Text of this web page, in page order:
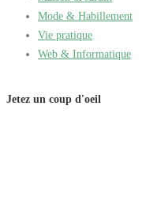
Mode & Habillement
Vie pratique
Web & Informatique
Jetez un coup d'oeil